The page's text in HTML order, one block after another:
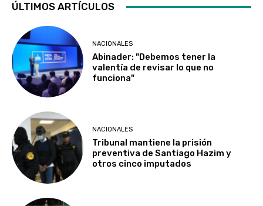
ÚLTIMOS ARTÍCULOS
NACIONALES
Abinader: "Debemos tener la
valentía de revisar lo que no
funciona"
NACIONALES
Tribunal mantiene la prisión
preventiva de Santiago Hazim y
otros cinco imputados